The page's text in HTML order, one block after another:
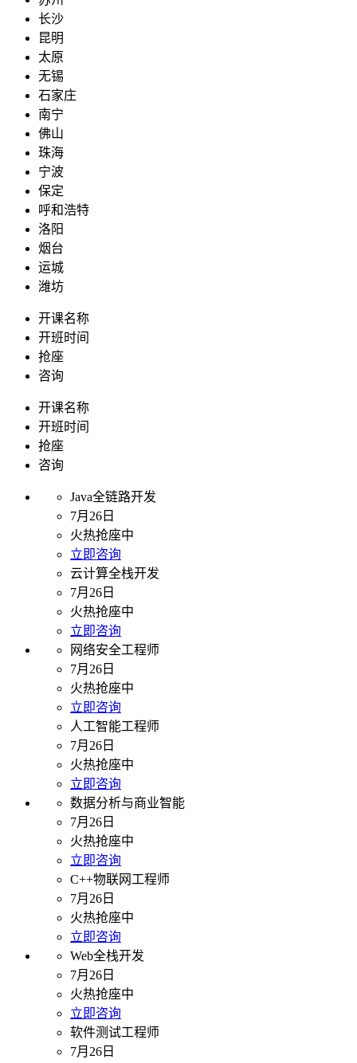
长沙
昆明
太原
无锡
石家庄
南宁
佛山
珠海
宁波
保定
呼和浩特
洛阳
烟台
运城
潍坊
开课名称
开班时间
抢座
咨询
开课名称
开班时间
抢座
咨询
Java全链路开发
7月26日
火热抢座中
立即咨询
云计算全栈开发
7月26日
火热抢座中
立即咨询
网络安全工程师
7月26日
火热抢座中
立即咨询
人工智能工程师
7月26日
火热抢座中
立即咨询
数据分析与商业智能
7月26日
火热抢座中
立即咨询
C++物联网工程师
7月26日
火热抢座中
立即咨询
Web全栈开发
7月26日
火热抢座中
立即咨询
软件测试工程师
7月26日